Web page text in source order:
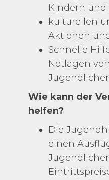
Kindern und
kulturellen
Aktionen
Schnelle
Notlagen
Wie kann der
helfen?
Die
einen